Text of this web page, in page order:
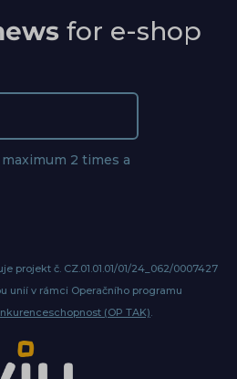
for e-shop
2 times a
projekt č. CZ.01.01.01/01/24_062/0007427
unií v rámci Operačního programu
(OP TAK).